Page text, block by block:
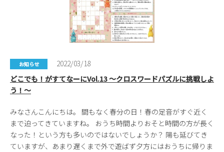
お知らせ
2022/03/18
どこでも！がすてなーにVol.13 ～クロスワードパズルに挑戦しよ
う！～
みなさんこんにちは。 間もなく春分の日！春の足音がすぐ近く
まで迫ってきていますね。 おうち時間よりおそと時間の方が長く
なった！という方も多いのではないでしょうか？ 陽も延びてき
ていますが、あまり遅くまで外で遊ばず夕方にはおうちに帰りま